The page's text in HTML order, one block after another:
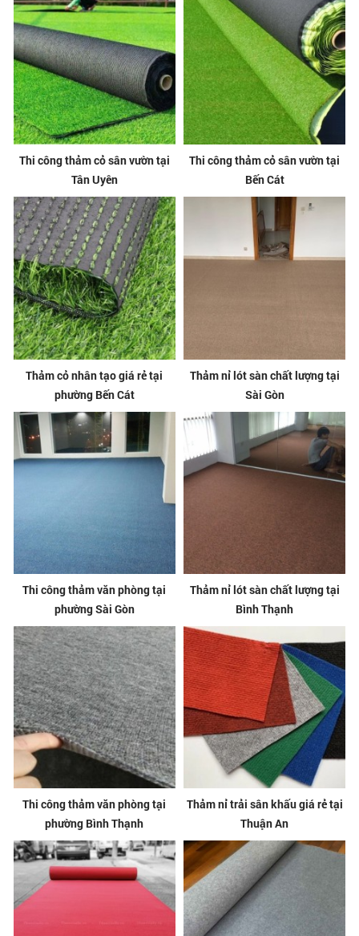
Thi công thảm cỏ sân vườn tại
Tân Uyên
Thi công thảm cỏ sân vườn tại
Bến Cát
Thảm cỏ nhân tạo giá rẻ tại
phường Bến Cát
Thảm nỉ lót sàn chất lượng tại
Sài Gòn
Thi công thảm văn phòng tại
phường Sài Gòn
Thảm nỉ lót sàn chất lượng tại
Bình Thạnh
Thi công thảm văn phòng tại
phường Bình Thạnh
Thảm nỉ trải sân khấu giá rẻ tại
Thuận An